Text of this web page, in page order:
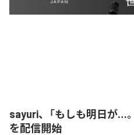
sayuri、「もしも明日が…
を配信開始